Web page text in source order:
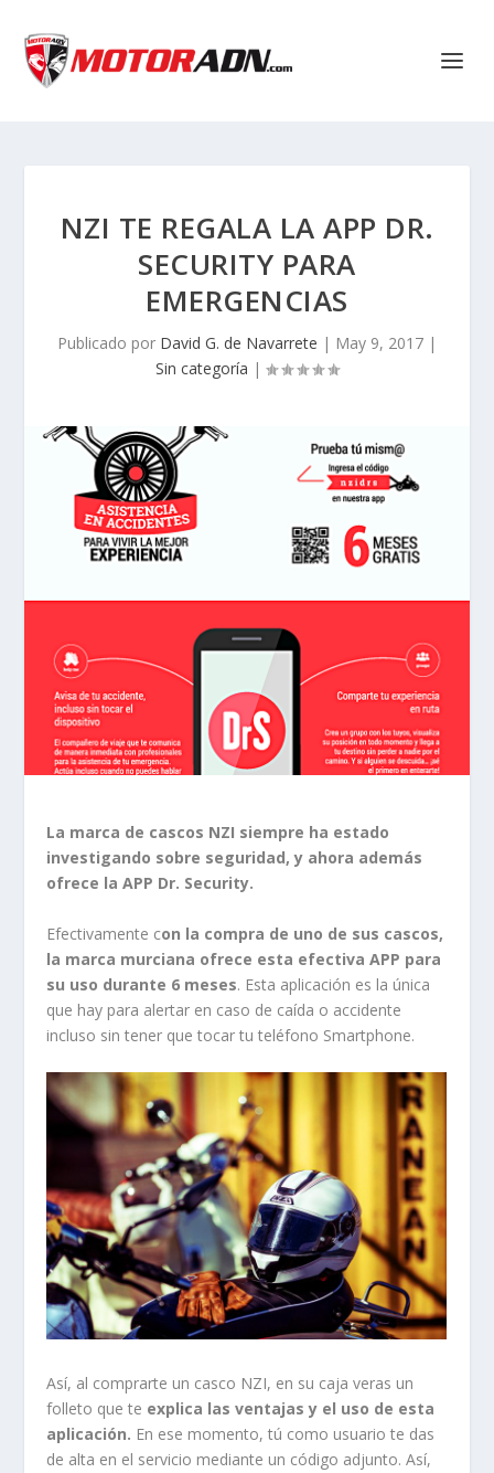
NZI TE REGALA LA APP DR.
SECURITY PARA
EMERGENCIAS
Publicado por David G. de Navarrete | May 9, 2017 |
Sin categoría |
La marca de cascos NZI siempre ha estado
investigando sobre seguridad, y ahora además
ofrece la APP Dr. Security.
Efectivamente con la compra de uno de sus cascos,
la marca murciana ofrece esta efectiva APP para
su uso durante 6 meses. Esta aplicación es la única
que hay para alertar en caso de caída o accidente
incluso sin tener que tocar tu teléfono Smartphone.
Así, al comprarte un casco NZI, en su caja veras un
folleto que te explica las ventajas y el uso de esta
aplicación. En ese momento, tú como usuario te das
de alta en el servicio mediante un código adjunto. Así,